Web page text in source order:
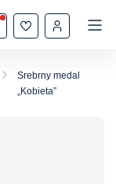
Srebrny medal
„Kobieta”